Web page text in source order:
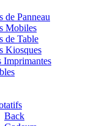
de Panneau
Mobiles
de Table
Kiosques
Imprimantes
Back